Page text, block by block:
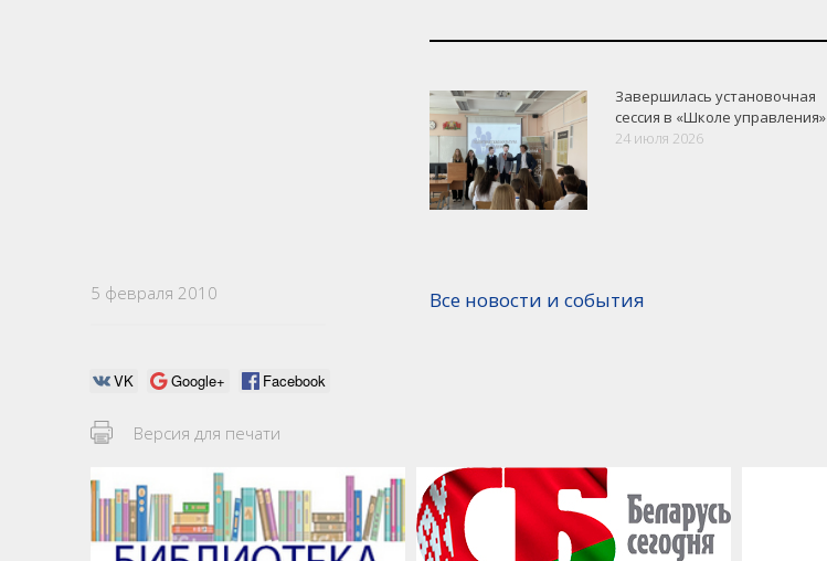
5 февраля 2010
VK Google+ Facebook
Версия для печати
Завершилась установочная
сессия в «Школе управления»
24 июля 2026
Все новости и события